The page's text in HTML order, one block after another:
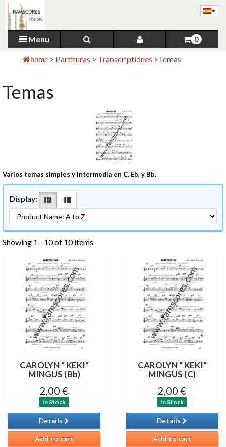
Menu 0
home > Partituras > Transcriptiones >Temas
Temas
Varios temas simples y intermedia en C, Eb, y Bb.
Display:
Showing 1 - 10 of 10 items
CAROLYN " KEKI"
MINGUS (Bb)
2,00 €
In Stock
Details
Add to cart
CAROLYN " KEKI"
MINGUS (C)
2,00 €
In Stock
Details
Add to cart